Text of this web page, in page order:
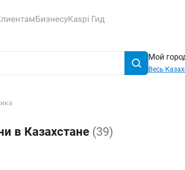
БизнесуKaspi Гид
Мой
Весь
в Казахстане (39)